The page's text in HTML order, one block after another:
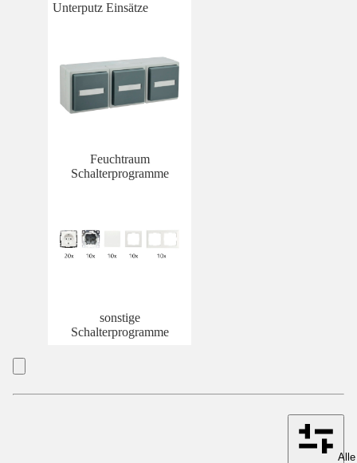
Unterputz Einsätze
Feuchtraum
Schalterprogramme
sonstige
Schalterprogramme